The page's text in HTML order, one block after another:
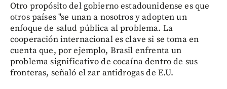
Otro propósito del gobierno estadounidense es que
otros países "se unan a nosotros y adopten un
enfoque de salud pública al problema. La
cooperación internacional es clave si se toma en
cuenta que, por ejemplo, Brasil enfrenta un
problema significativo de cocaína dentro de sus
fronteras, señaló el zar antidrogas de E.U.